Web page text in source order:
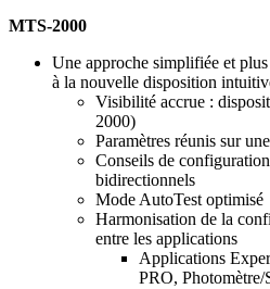
MTS-2000
Une approche simplifiée et
à la nouvelle disposition
Visibilité accrue :
2000)
Paramètres réunis sur
Conseils de
bidirectionnels
Mode AutoTest optimisé
Harmonisation de la
entre les applications
Applications
PRO,